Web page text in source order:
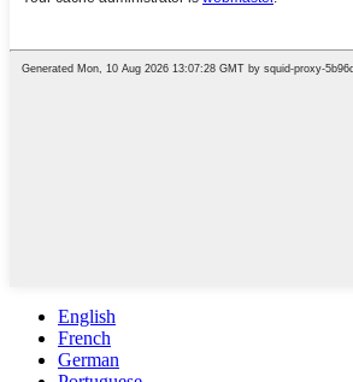
English
French
German